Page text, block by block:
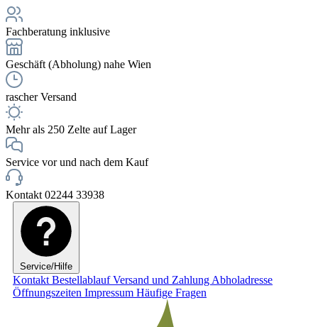
Fachberatung inklusive
Geschäft (Abholung) nahe Wien
rascher Versand
Mehr als 250 Zelte auf Lager
Service vor und nach dem Kauf
Kontakt 02244 33938
Service/Hilfe
Kontakt BestellablaufVersand und Zahlung Abholadresse
Öffnungszeiten Impressum Häufige Fragen